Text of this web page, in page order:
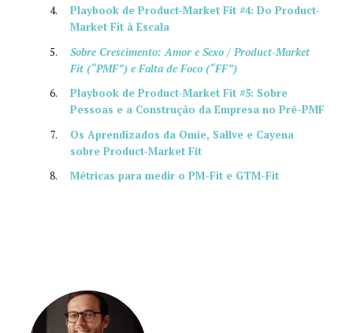
Playbook de Product-Market Fit #4: Do Product-
Market Fit à Escala
Sobre Crescimento: Amor e Sexo / Product-Market
Fit (“PMF”) e Falta de Foco (“FF”)
Playbook de Product-Market Fit #5: Sobre
Pessoas e a Construção da Empresa no Pré-PMF
Os Aprendizados da Omie, Sallve e Cayena
sobre Product-Market Fit
Métricas para medir o PM-Fit e GTM-Fit